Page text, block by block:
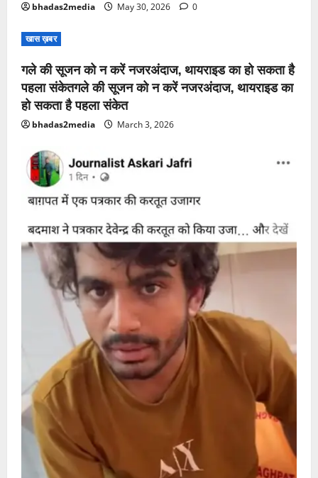
bhadas2media May 30, 2026 0
खास ख़बर
गले की सूजन को न करें नजरअंदाज, थायराइड का हो सकता है
पहला संकेतगले की सूजन को न करें नजरअंदाज, थायराइड का
हो सकता है पहला संकेत
bhadas2media March 3, 2026